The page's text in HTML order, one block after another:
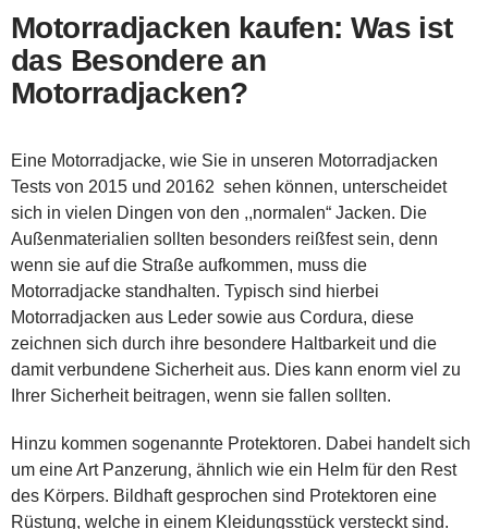
Motorradjacken kaufen: Was ist
das Besondere an
Motorradjacken?
Eine Motorradjacke, wie Sie in unseren Motorradjacken
Tests von 2015 und 20162 sehen können, unterscheidet
sich in vielen Dingen von den ,,normalen“ Jacken. Die
Außenmaterialien sollten besonders reißfest sein, denn
wenn sie auf die Straße aufkommen, muss die
Motorradjacke standhalten. Typisch sind hierbei
Motorradjacken aus Leder sowie aus Cordura, diese
zeichnen sich durch ihre besondere Haltbarkeit und die
damit verbundene Sicherheit aus. Dies kann enorm viel zu
Ihrer Sicherheit beitragen, wenn sie fallen sollten.
Hinzu kommen sogenannte Protektoren. Dabei handelt sich
um eine Art Panzerung, ähnlich wie ein Helm für den Rest
des Körpers. Bildhaft gesprochen sind Protektoren eine
Rüstung, welche in einem Kleidungsstück versteckt sind.